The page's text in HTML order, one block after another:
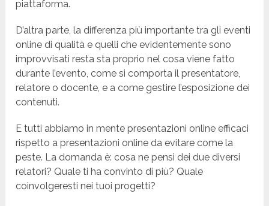
piattaforma.
D’altra parte, la differenza più importante tra gli eventi
online di qualità e quelli che evidentemente sono
improvvisati resta sta proprio nel cosa viene fatto
durante l’evento, come si comporta il presentatore,
relatore o docente, e a come gestire l’esposizione dei
contenuti.
E tutti abbiamo in mente presentazioni online efficaci
rispetto a presentazioni online da evitare come la
peste. La domanda è: cosa ne pensi dei due diversi
relatori? Quale ti ha convinto di più? Quale
coinvolgeresti nei tuoi progetti?